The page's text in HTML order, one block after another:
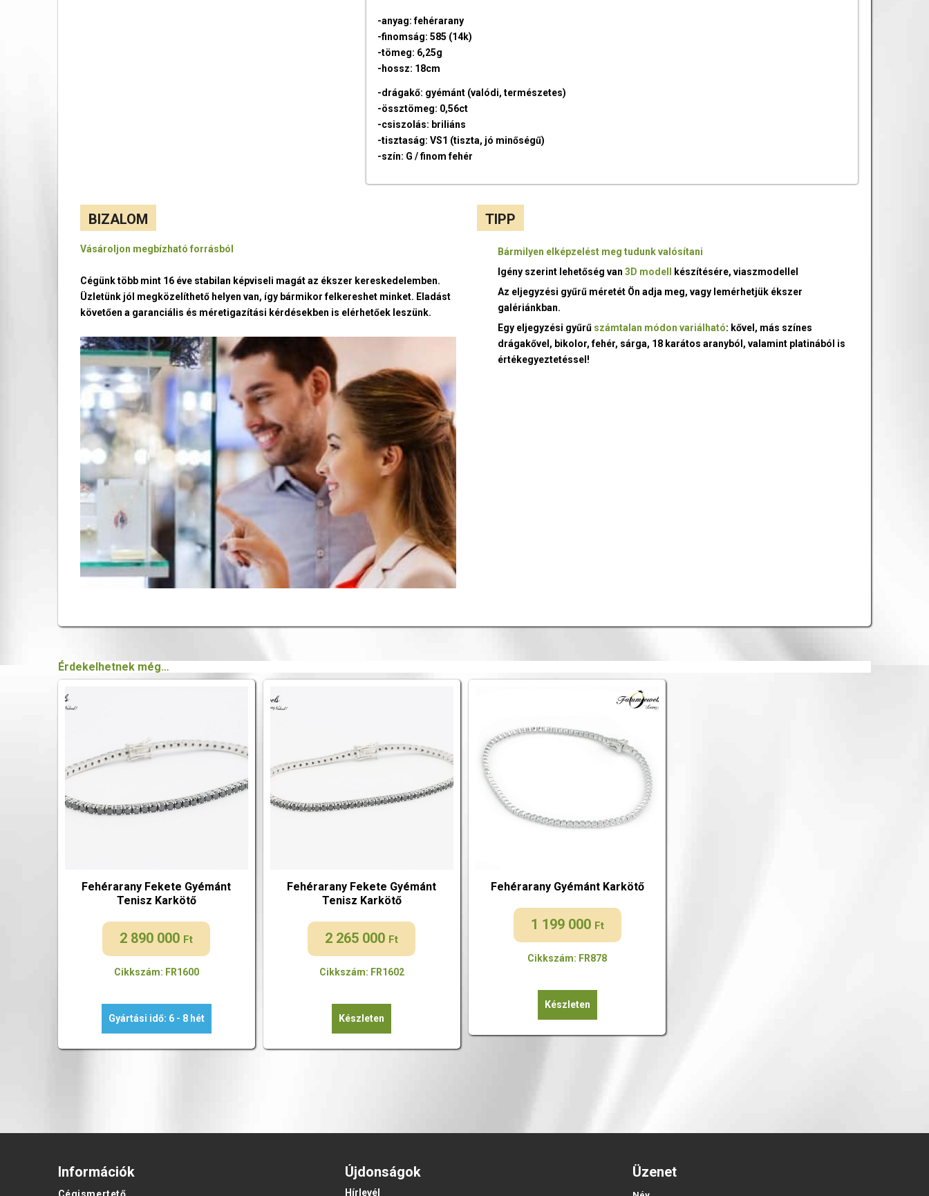
-anyag: fehérarany
-finomság: 585 (14k)
-tömeg: 6,25g
-hossz: 18cm
-drágakő: gyémánt (valódi, természetes)
-össztömeg: 0,56ct
-csiszolás: briliáns
-tisztaság: VS1 (tiszta, jó minőségű)
-szín: G / finom fehér
BIZALOM
Vásároljon megbízható forrásból
Cégünk több mint 16 éve stabilan képviseli magát az ékszer kereskedelemben.
Üzletünk jól megközelíthető helyen van, így bármikor felkereshet minket. Eladást
követően a garanciális és méretigazítási kérdésekben is elérhetőek leszünk.
TIPP
Bármilyen elképzelést meg tudunk valósítani
Igény szerint lehetőség van3D modell
készítésére, viaszmodellel
Az eljegyzési gyűrű méretét Ön adja meg, vagy lemérhetjük ékszer
galériánkban.
Egy eljegyzési gyűrű számtalan módon variálható: kővel, más színes
drágakővel, bikolor, fehér, sárga, 18 karátos aranyból, valamint platinából is
értékegyeztetéssel!
Érdekelhetnek még…
Fehérarany Fekete Gyémánt
Tenisz Karkötő
2 890 000 Ft
Cikkszám: FR1600
Gyártási idő: 6 - 8 hét
Fehérarany Fekete Gyémánt
Tenisz Karkötő
2 265 000 Ft
Cikkszám: FR1602
Készleten
Fehérarany Gyémánt Karkötő
1 199 000 Ft
Cikkszám: FR878
Készleten
Információk
Cégismertető
Újdonságok
Hírlevél
Üzenet